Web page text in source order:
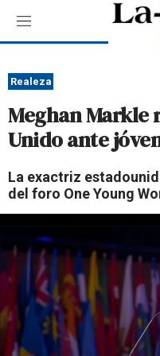
M
e
ú
Realeza
Meghan Markle
Unido ante
La exactriz
del foro One Young